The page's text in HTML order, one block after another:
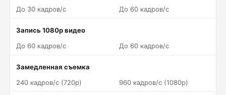
До 30 кадров/c
До 60 кадров/c
Запись 1080p видео
До 60 кадров/c
До 60 кадров/c
Замедленная съемка
240 кадров/c (720p)
960 кадров/c (1080p)